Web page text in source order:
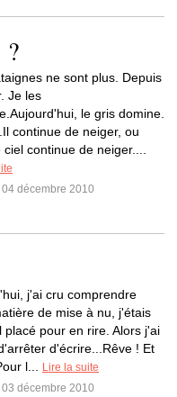
ne sont plus. Depuis
Je les
le gris domine.
continue de neiger, ou
ciel continue de neiger....
décembre 2010
j'ai cru comprendre
de mise à nu, j'étais
placé pour en rire. Alors j'ai
d'écrire...Rêve ! Et
l...
Lire la suite
décembre 2010